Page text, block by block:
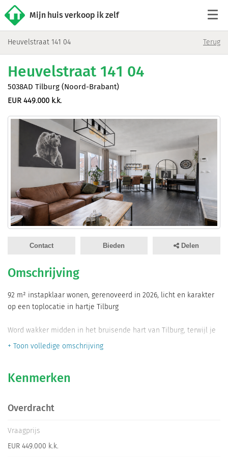
Mijn huis verkoop ik zelf
Woningaanbod
Reviews
Contact
Verkoop starten
Heuvelstraat 141 04 Terug
Heuvelstraat 141 04
5038AD Tilburg (Noord-Brabant)
EUR 449.000 k.k.
Contact Bieden Delen
Omschrijving
92 m² instapklaar wonen, gerenoveerd in 2026, licht en karakter
op een toplocatie in hartje Tilburg
Word wakker midden in het bruisende hart van Tilburg, terwijl je
thuis geniet van rust, ruimte en comfort. Dit verrassend ruime
balkon waar je 's ochtends heerlijk van de eerste zonnestralen
voeten hebt, zonder in te leveren op woonkwaliteit.
Pluspunten op een rij:
+ Toon volledige omschrijving
Kenmerken
Overdracht
Vraagprijs
EUR 449.000 k.k.